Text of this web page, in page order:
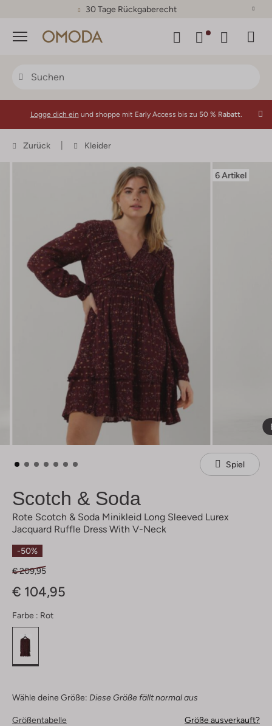
30 Tage Rückgaberecht
Menü
Logge dich ein und shoppe mit Early Access bis zu 50 % Rabatt.
Zurück Kleider
6 Artikel
Spiel
Scotch & Soda
Rote Scotch & Soda Minikleid Long Sleeved Lurex
Jacquard Ruffle Dress With V-Neck
-50%
€ 209,95
€ 104,95
Farbe : Rot
Wähle deine Größe: Diese Größe fällt normal aus
Größentabelle Größe ausverkauft?